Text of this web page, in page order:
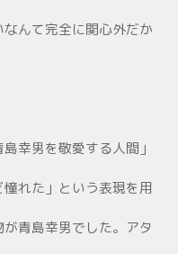
んて完全に関心外だか
幸男を敬愛する人間」
れた」という表現を用
青島幸男でした。アタ